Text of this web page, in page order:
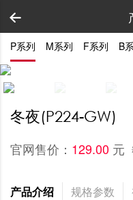
P系列 M系列 F系列 B
冬夜(P224-GW)
官网售价： 129.00 元
产品介绍 规格参数